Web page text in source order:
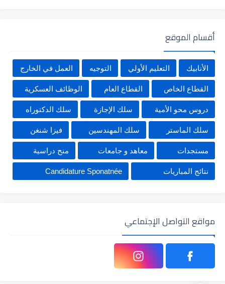
أقسام الموقع
الأنابيك التعليم الأولي التوجيه العمل في الخارج
القطاع الخاص القطاع العام الوظائف العسكرية
دروس محو الأمية سلك الإجازة سلك الدكتوراه
سلك الماستر سلك المهندسين فيزا شنغن
مستجدات معاهد و جامعات منح دراسية
نتائج المباريات Candidature Sponatnée
مواقع التواصل الإجتماعي